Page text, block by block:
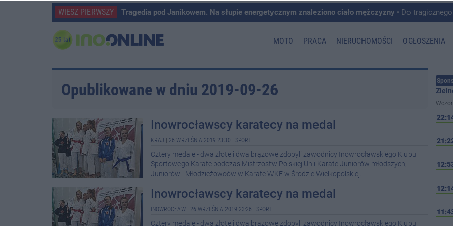
WIESZ PIERWSZY Tragedia pod Janikowem. Na słupie energetycznym znaleziono ciało mężczyzny • Do tragicznego zdarzenia doszło
MOTO PRACA NIERUCHOMOŚCI OGŁOSZENIA
Opublikowane w dniu 2019-09-26
Inowrocławscy karatecy na medal
KRAJ 26 WRZEŚNIA 2019 23:30 SPORT
Cztery medale - dwa złote i dwa brązowe zdobyli zawodnicy Inowrocławskiego Klubu
Sportowego Karate podczas Mistrzostw Polskiej Unii Karate Juniorów młodszych,
Juniorów i Młodzieżowców w Karate WKF w Środzie Wielkopolskiej.
Inowrocławscy karatecy na medal
INOWROCŁAW 26 WRZEŚNIA 2019 23:26 SPORT
Cztery medale - dwa złote i dwa brązowe zdobyli zawodnicy Inowrocławskiego Klubu